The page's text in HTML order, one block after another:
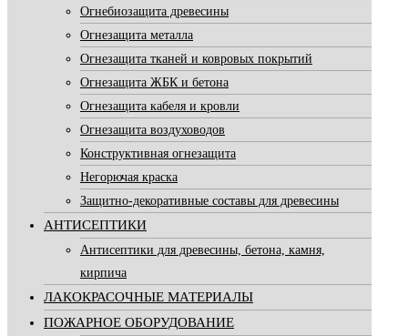
Огнебиозащита древесины
Огнезащита металла
Огнезащита тканей и ковровых покрытий
Огнезащита ЖБК и бетона
Огнезащита кабеля и кровли
Огнезащита воздуховодов
Конструктивная огнезащита
Негорючая краска
Защитно-декоративные составы для древесины
АНТИСЕПТИКИ
Антисептики для древесины, бетона, камня,
кирпича
ЛАКОКРАСОЧНЫЕ МАТЕРИАЛЫ
ПОЖАРНОЕ ОБОРУДОВАНИЕ